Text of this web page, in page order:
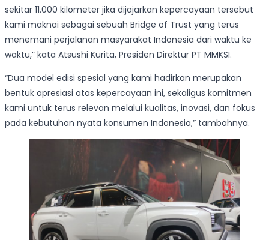
sekitar 11.000 kilometer jika dijajarkan kepercayaan tersebut
kami maknai sebagai sebuah Bridge of Trust yang terus
menemani perjalanan masyarakat Indonesia dari waktu ke
waktu,” kata Atsushi Kurita, Presiden Direktur PT MMKSI.
“Dua model edisi spesial yang kami hadirkan merupakan
bentuk apresiasi atas kepercayaan ini, sekaligus komitmen
kami untuk terus relevan melalui kualitas, inovasi, dan fokus
pada kebutuhan nyata konsumen Indonesia,” tambahnya.